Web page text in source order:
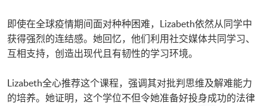
即使在全球疫情期间面对种种困难，Lizabeth依然从同学中
获得强烈的连结感。她回忆，他们利用社交媒体共同学习、
互相支持，创造出现代且有韧性的学习环境。
Lizabeth全心推荐这个课程，强调其对批判思维及解难能力
的培养。她证明，这个学位不但令她准备好投身成功的法律